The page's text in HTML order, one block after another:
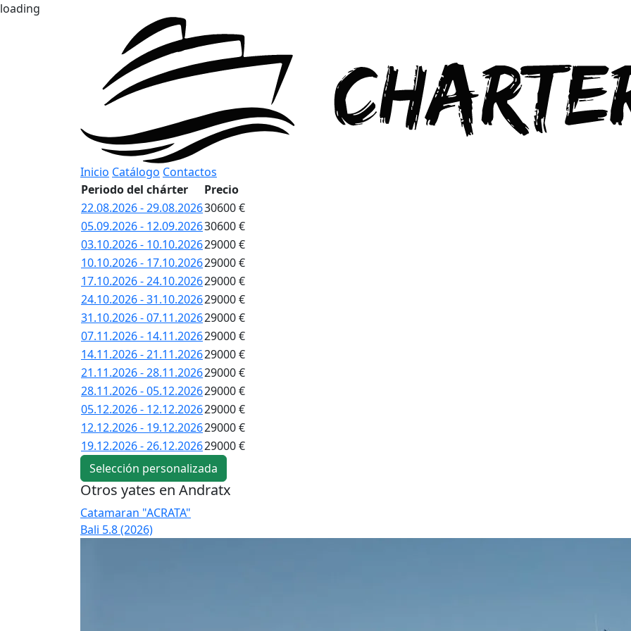
loading
Inicio Catálogo Contactos
Periodo del chárter
Precio
22.08.2026 - 29.08.202630600 €
05.09.2026 - 12.09.202630600 €
03.10.2026 - 10.10.202629000 €
10.10.2026 - 17.10.202629000 €
17.10.2026 - 24.10.202629000 €
24.10.2026 - 31.10.202629000 €
31.10.2026 - 07.11.202629000 €
07.11.2026 - 14.11.202629000 €
14.11.2026 - 21.11.202629000 €
21.11.2026 - 28.11.202629000 €
28.11.2026 - 05.12.202629000 €
05.12.2026 - 12.12.202629000 €
12.12.2026 - 19.12.202629000 €
19.12.2026 - 26.12.202629000 €
Selección personalizada
Otros yates en Andratx
Catamaran "ACRATA"
Bali 5.8 (2026)